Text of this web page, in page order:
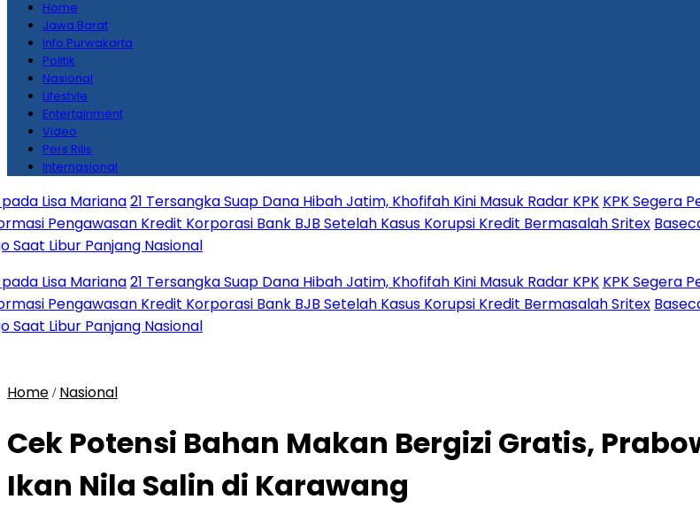
Home
Jawa Barat
Info Purwakarta
Politik
Nasional
Lifestyle
Entertainment
Video
Pers Rilis
Internasional
Mariana21 Tersangka Suap Dana Hibah Jatim, Khofifah Kini Masuk Radar KPKKPK Segera Periksa
Kredit Korporasi Bank BJB Setelah Kasus Korupsi Kredit Bermasalah SritexBasecamp
Panjang Nasional
Mariana21 Tersangka Suap Dana Hibah Jatim, Khofifah Kini Masuk Radar KPKKPK Segera Periksa
Kredit Korporasi Bank BJB Setelah Kasus Korupsi Kredit Bermasalah SritexBasecamp
Panjang Nasional
Home / Nasional
Cek Potensi Bahan Makan Bergizi Gratis,
Ikan Nila Salin di Karawang